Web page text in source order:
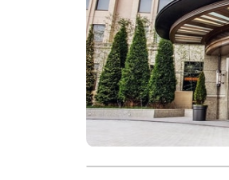
a
r
c
h